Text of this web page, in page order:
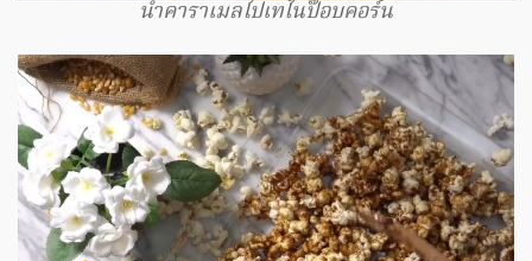
นำคาราเมลไปเทในป๊อบคอร์น